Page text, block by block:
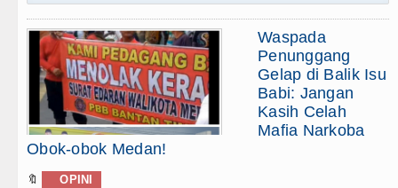
Waspada
Penunggang
Gelap di Balik Isu
Babi: Jangan
Kasih Celah
Mafia Narkoba
Obok-obok Medan!
🔖 OPINI